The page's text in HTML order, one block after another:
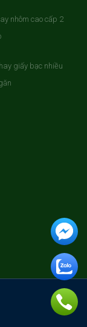
nhôm cao cấp 2
giấy bạc nhiều